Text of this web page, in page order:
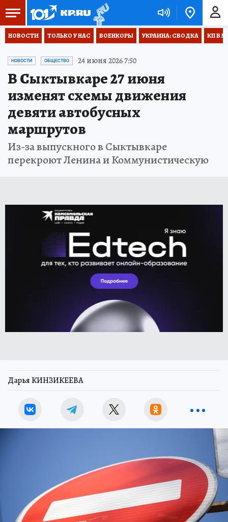
НОВОСТИ ТОЛЬКО У НАС ВОЕНКОРЫ УКРАИНА: СВОДКА КП В
НОВОСТИ ОБЩЕСТВО 24 июня 2026 7:50
В Сыктывкаре 27 июня
изменят схемы движения
девяти автобусных
маршрутов
Из-за выпускного в Сыктывкаре
перекроют Ленина и Коммунистическую
Дарья КИНЗИКЕЕВА